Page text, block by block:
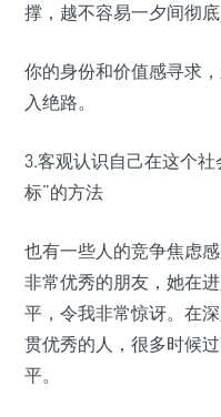
撑，越不容易一夕间彻底
你的身份和价值感寻求
入绝路。
3.客观认识自己在这个
标”的方法
也有一些人的竞争焦虑
非常优秀的朋友，她在
平，令我非常惊讶。在
贯优秀的人，很多时候
平。